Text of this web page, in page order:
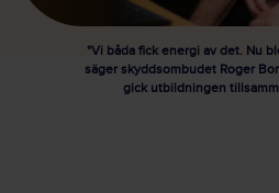
"Vi båda fick energi av det. Nu
säger skyddsombudet Roger
gick utbildningen